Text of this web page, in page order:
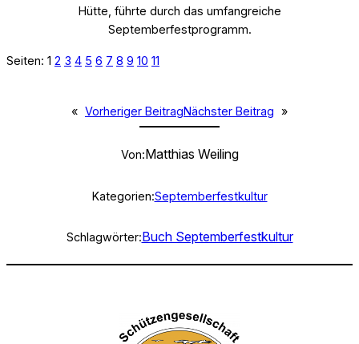
Hütte, führte durch das umfangreiche
Septemberfestprogramm.
Seiten: 1 2 3 4 5 6 7 8 9 10 11
« Vorheriger BeitragNächster Beitrag »
Von:Matthias Weiling
Kategorien:Septemberfestkultur
Schlagwörter:Buch Septemberfestkultur